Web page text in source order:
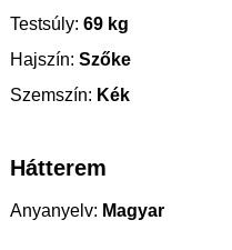
Testsúly: 69 kg
Hajszín: Szőke
Szemszín: Kék
Hátterem
Anyanyelv: Magyar